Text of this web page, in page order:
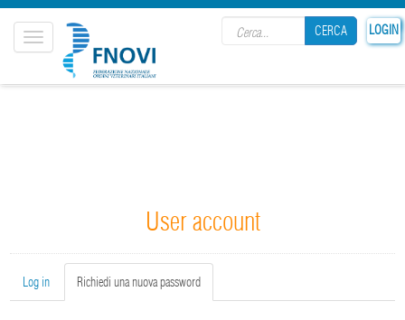
LOGIN
CERCA
Toggle
navigation
User account
Primary tabs
Log in Richiedi una nuova password
tab)